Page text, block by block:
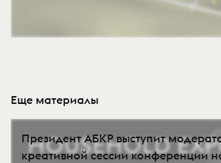
Еще материалы
Президент АБКР выступит
креативной сессии конференции